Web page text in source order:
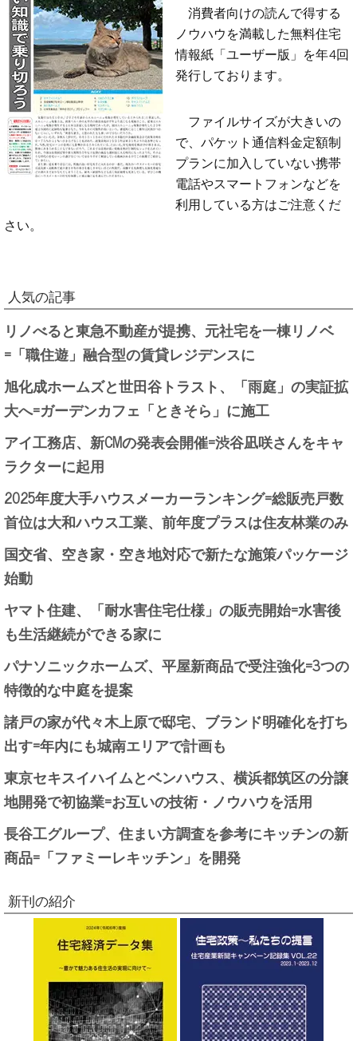
消費者向けの読んで得する
ノウハウを満載した無料住宅
情報紙「ユーザー版」を年4回
発行しております。
ファイルサイズが大きいの
で、パケット通信料金定額制
プランに加入していない携帯
電話やスマートフォンなどを
利用している方はご注意くだ
さい。
人気の記事
リノべると東急不動産が提携、元社宅を一棟リノベ
=「職住遊」融合型の賃貸レジデンスに
旭化成ホームズと世田谷トラスト、「雨庭」の実証拡
大へ=ガーデンカフェ「ときそら」に施工
アイ工務店、新CMの発表会開催=渋谷凪咲さんをキャ
ラクターに起用
2025年度大手ハウスメーカーランキング=総販売戸数
首位は大和ハウス工業、前年度プラスは住友林業のみ
国交省、空き家・空き地対応で新たな施策パッケージ
始動
ヤマト住建、「耐水害住宅仕様」の販売開始=水害後
も生活継続ができる家に
パナソニックホームズ、平屋新商品で受注強化=3つの
特徴的な中庭を提案
諸戸の家が代々木上原で邸宅、ブランド明確化を打ち
出す=年内にも城南エリアで計画も
東京セキスイハイムとベンハウス、横浜都筑区の分譲
地開発で初協業=お互いの技術・ノウハウを活用
長谷工グループ、住まい方調査を参考にキッチンの新
商品=「ファミーレキッチン」を開発
新刊の紹介